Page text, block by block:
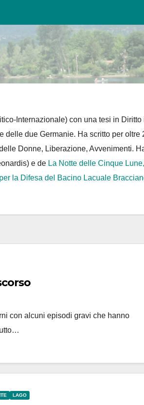
Internazionale) con una tesi in
due Germanie. Ha scritto per oltre
Donne, Liberazione, Avvenimenti.
e de La Notte delle Cinque
la Difesa del Bacino Lacuale
con alcuni episodi gravi che hanno
LAGO